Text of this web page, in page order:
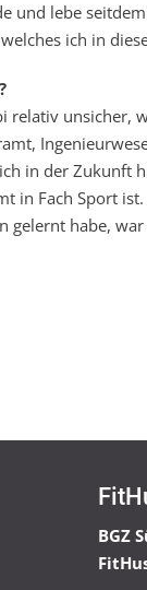
und lebe
ich in
relativ unsicher,
in der Zukunft
in Fach Sport
gelernt habe,
BGZ